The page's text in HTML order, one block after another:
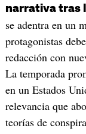
narrativa tras
se adentra en un
protagonistas
redacción con
La temporada
en un Estados
relevancia que
teorías de